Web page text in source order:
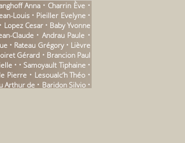
Anna • Charrin Ève •
Louis • Pieiller Evelyne •
Lopez Cesar • Baby Yvonne
Claude • Andrau Paule •
• Rateau Grégory • Lièvre
Gérard • Brancion Paul
• • Samoyault Tiphaine •
Pierre • Lesoualc’h Théo •
Arthur de • Baridon Silvio •